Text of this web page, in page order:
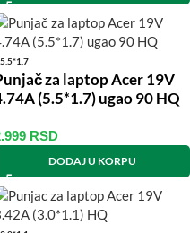
5.5*1.7
za laptop Acer 19V
(5.5*1.7) ugao 90 HQ
RSD
DODAJ U KORPU